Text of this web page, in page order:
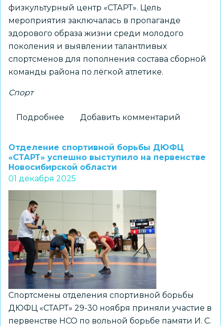
физкультурный центр «СТАРТ». Цель
мероприятия заключалась в пропаганде
здорового образа жизни среди молодого
поколения и выявлении талантливых
спортсменов для пополнения состава сборной
команды района по лёгкой атлетике.
Спорт
Подробнее
легкоатлетические
соревнования
среди
школьников
района
Добавить комментарий
Отделение спортивной борьбы ДЮФЦ
«СТАРТ» успешно выступило на первенстве
Новосибирской области
01 декабря 2025
Спортсмены отделения спортивной борьбы
ДЮФЦ «СТАРТ» 29-30 ноября приняли участие в
первенстве НСО по вольной борьбе памяти И. С.